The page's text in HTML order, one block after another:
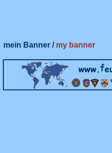
mein Banner / my banner